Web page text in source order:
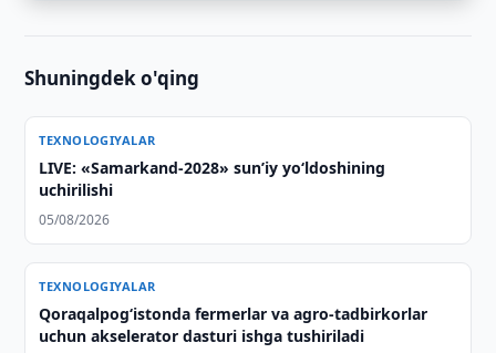
Shuningdek o'qing
TEXNOLOGIYALAR
LIVE: «Samarkand-2028» sun’iy yo‘ldoshining
uchirilishi
05/08/2026
TEXNOLOGIYALAR
Qoraqalpog‘istonda fermerlar va agro-tadbirkorlar
uchun akselerator dasturi ishga tushiriladi